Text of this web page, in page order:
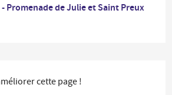
- Promenade de Julie et Saint Preux
cette page !